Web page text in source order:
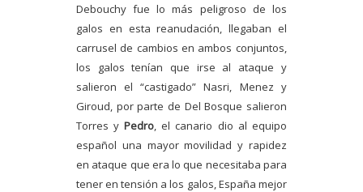
Debouchy fue lo más peligroso de los
galos en esta reanudación, llegaban el
carrusel de cambios en ambos conjuntos,
los galos tenían que irse al ataque y
salieron el “castigado” Nasri, Menez y
Giroud, por parte de Del Bosque salieron
Torres yPedro, el canario dio al equipo
español una mayor movilidad y rapidez
en ataque que era lo que necesitaba para
tener en tensión a los galos, España mejor